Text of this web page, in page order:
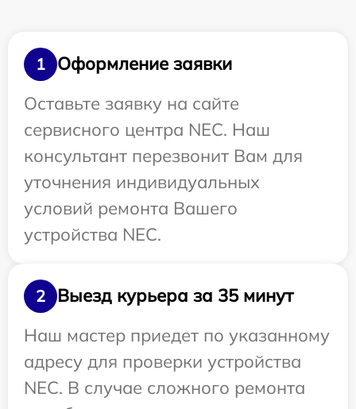
1
Оформление заявки
Оставьте заявку на сайте
сервисного центра NEC. Наш
консультант перезвонит Вам для
уточнения индивидуальных
условий ремонта Вашего
устройства NEC.
2
Выезд курьера за 35 минут
Наш мастер приедет по указанному
адресу для проверки устройства
NEC. В случае сложного ремонта